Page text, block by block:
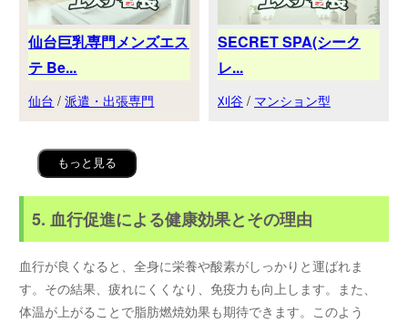
仙台巨乳専門メンズエス
テ Be...
仙台 /派遣・出張専門
SECRET SPA(シーク
レ...
刈谷 / マンション型
もっと見る
5. 血行促進による健康効果とその理由
血行が良くなると、全身に栄養や酸素がしっかりと運ばれま
す。その結果、疲れにくくなり、免疫力も向上します。また、
体温が上がることで脂肪燃焼効果も期待できます。このよう